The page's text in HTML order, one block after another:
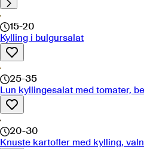
15-20
Kylling i bulgursalat
25-35
Lun kyllingesalat med tomater,
20-30
Knuste kartofler med kylling,